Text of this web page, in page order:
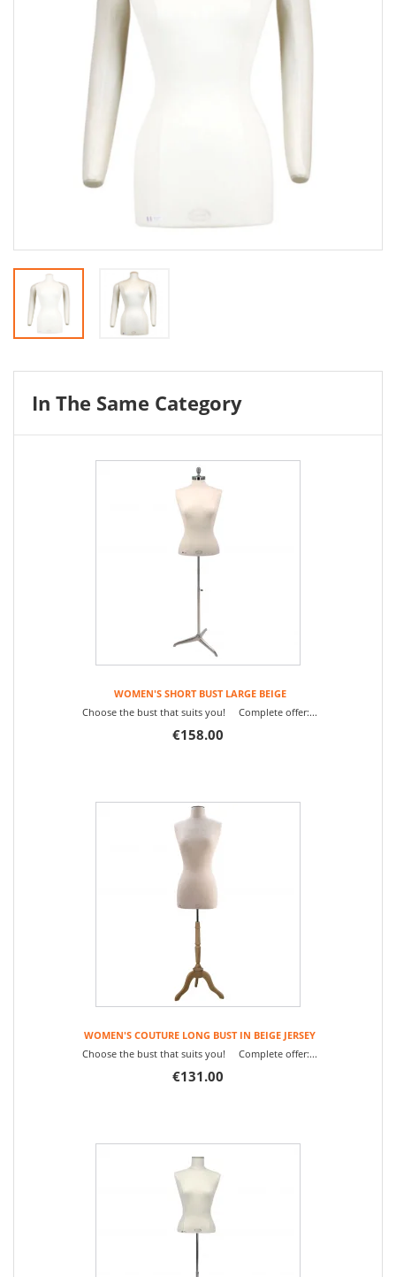
In The Same Category
WOMEN'S SHORT BUST LARGE BEIGE
Choose the bust that suits you! Complete offer:...
€158.00
WOMEN'S COUTURE LONG BUST IN BEIGE JERSEY
Choose the bust that suits you! Complete offer:...
€131.00